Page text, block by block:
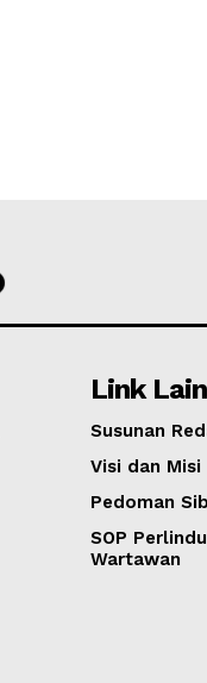
Link
Susunan
Visi dan Misi
Pedoman
SOP
Wartawan